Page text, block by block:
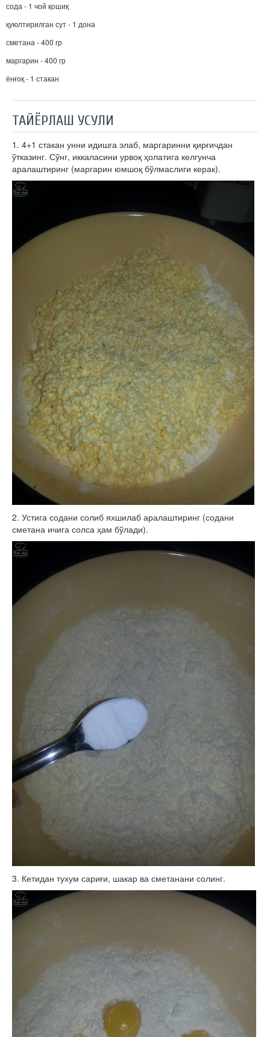
сода - 1 чой қошиқ
қуюлтирилган сут - 1 дона
сметана - 400 гр
маргарин - 400 гр
ёнғоқ - 1 стакан
ТАЙЁРЛАШ УСУЛИ
1. 4+1 стакан унни идишга элаб, маргаринни қирғичдан
ўтказинг. Сўнг, иккаласини урвоқ ҳолатига келгунча
аралаштиринг (маргарин юмшоқ бўлмаслиги керак).
2. Устига содани солиб яхшилаб аралаштиринг (содани
сметана ичига солса ҳам бўлади).
3. Кетидан тухум сариғи, шакар ва сметанани солинг.